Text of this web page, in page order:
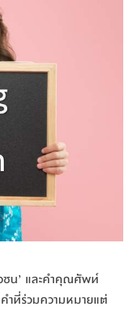
ชน’ และคำคุณศัพท์
ำที่ร่วมความหมายแต่